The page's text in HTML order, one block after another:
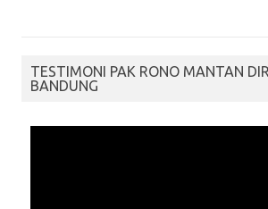
TESTIMONI PAK RONO MANTAN
BANDUNG